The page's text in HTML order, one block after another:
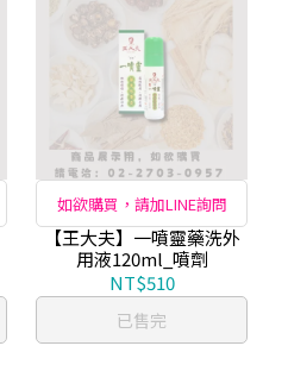
如欲購買，請加LINE詢問
【王大夫】一噴靈藥洗外
用液120ml_噴劑
NT$510
已售完